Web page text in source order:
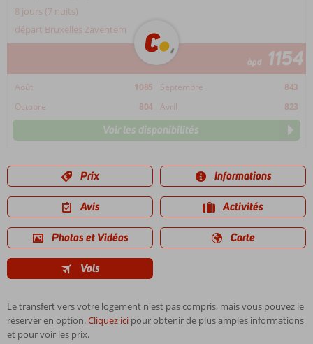
8 jours (7 nuits)
départ Bruxelles Zaventem
àpd 1154
Août 1085 Septembre
843
Octobre
804 Avril 823
Voir les disponibilités
Prix Informations
Avis Activités
Photos et Vidéos Carte
Vols
Le transfert vers votre logement n'est pas compris, mais vous pouvez le
réserver en option.Cliquez ici pour obtenir de plus amples informations
et pour voir les prix.